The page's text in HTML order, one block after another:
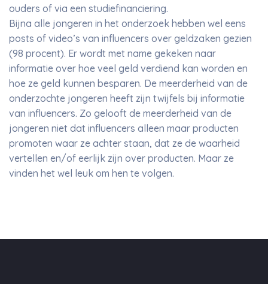
ouders of via een studiefinanciering.
Bijna alle jongeren in het onderzoek hebben wel eens
posts of video’s van influencers over geldzaken gezien
(98 procent). Er wordt met name gekeken naar
informatie over hoe veel geld verdiend kan worden en
hoe ze geld kunnen besparen. De meerderheid van de
onderzochte jongeren heeft zijn twijfels bij informatie
van influencers. Zo gelooft de meerderheid van de
jongeren niet dat influencers alleen maar producten
promoten waar ze achter staan, dat ze de waarheid
vertellen en/of eerlijk zijn over producten. Maar ze
vinden het wel leuk om hen te volgen.